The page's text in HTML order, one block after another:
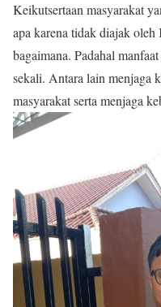
Keikutsertaan masyarakat
apa karena tidak diajak
bagaimana. Padahal
sekali. Antara lain menjaga
masyarakat serta menjaga